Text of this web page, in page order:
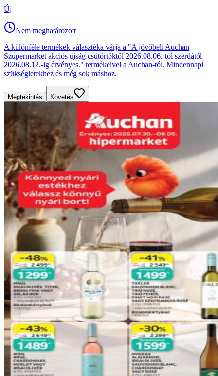
Új
Nem meghatározott
A különféle termékek választéka várja a "A jövőbeli Auchan
Szupermarket akciós újság csütörtöktől 2026.08.06.-tól szerdától
2026.08.12.-ig érvényes." termékeivel a Auchan-tól. Mindennapi
szükségletekhez és még sok máshoz.
Megtekintés Követés